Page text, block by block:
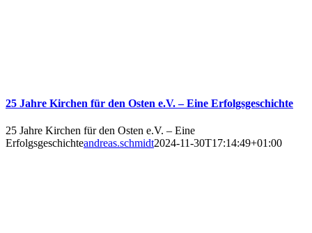
25 Jahre Kirchen für den Osten e.V. – Eine Erfolgsgeschichte
25 Jahre Kirchen für den Osten e.V. – Eine
Erfolgsgeschichteandreas.schmidt2024-11-30T17:14:49+01:00